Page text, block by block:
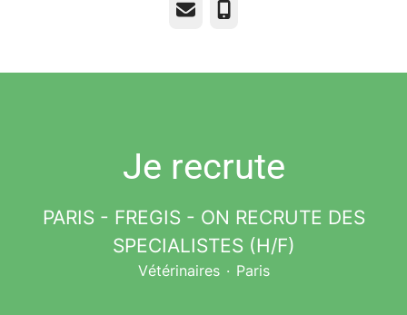
E-mail Téléphone
Je recrute
PARIS - FREGIS - ON RECRUTE DES
SPECIALISTES (H/F)
Vétérinaires · Paris